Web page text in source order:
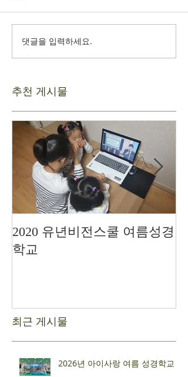
댓글을 입력하세요.
추천 게시물
2020 유년비전스쿨 여름성경
학교
최근 게시물
2026년 아이사랑 여름 성경학교